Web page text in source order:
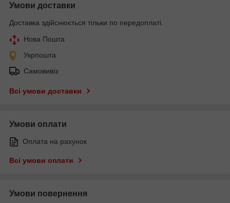
Умови доставки
Доставка здійснюється тільки по передоплаті.
Нова Пошта
Укрпошта
Самовивіз
Всі умови доставки
Умови оплати
Оплата на рахунок
Всі умови оплати
Умови повернення